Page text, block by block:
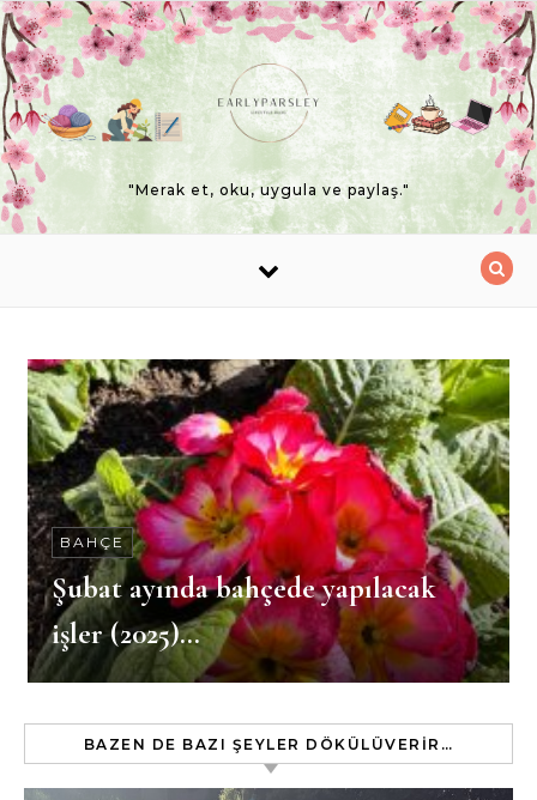
Skip to content
"Merak et, oku, uygula ve paylaş."
BAHÇE
Şubat ayında bahçede yapılacak
işler (2025)…
BAZEN DE BAZI ŞEYLER DÖKÜLÜVERIR…